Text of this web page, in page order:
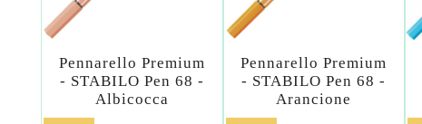
Pennarello Premium
- STABILO Pen 68 -
Albicocca
Pennarello Premium
- STABILO Pen 68 -
Arancione